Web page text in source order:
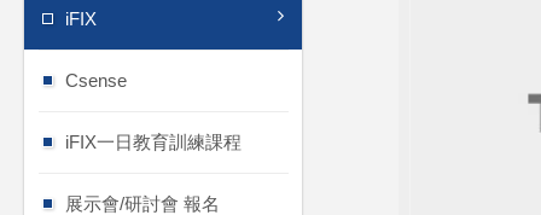
iFIX
Csense
iFIX一日教育訓練課程
展示會/研討會 報名